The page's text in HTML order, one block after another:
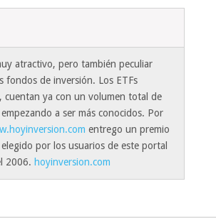
atractivo, pero también peculiar
fondos de inversión. Los ETFs
cuentan ya con un volumen total de
a ser más conocidos. Por
entrego un premio
por los usuarios de este portal
2006. hoyinversion.com